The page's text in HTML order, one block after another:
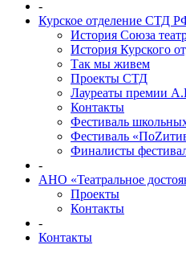
-
Курское отделение СТД
История Союза
История Курского
Так мы живем
Проекты СТД
Лауреаты премии
Контакты
Фестиваль
Фестиваль
Финалисты
-
АНО «Театральное
Проекты
Контакты
-
Контакты